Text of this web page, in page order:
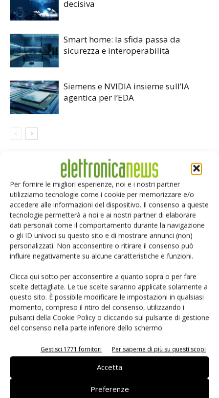
Per fornire le migliori esperienze, noi e i nostri partner
utilizziamo tecnologie come i cookie per memorizzare e/o
accedere alle informazioni del dispositivo. Il consenso a queste
tecnologie permetterà a noi e ai nostri partner di elaborare
dati personali come il comportamento durante la navigazione
o gli ID univoci su questo sito e di mostrare annunci (non)
personalizzati. Non acconsentire o ritirare il consenso può
influire negativamente su alcune caratteristiche e funzioni.
Clicca qui sotto per acconsentire a quanto sopra o per fare
scelte dettagliate. Le tue scelte saranno applicate solamente a
questo sito. È possibile modificare le impostazioni in qualsiasi
momento, compreso il ritiro del consenso, utilizzando i
pulsanti della Cookie Policy o cliccando sul pulsante di gestione
del consenso nella parte inferiore dello schermo.
Gestisci 1771 fornitori Per saperne di più su questi scopi
Accetta
Preferenze
decisiva
Smart home: la sfida passa da
sicurezza e interoperabilità
Siemens e NVIDIA insieme sull’IA
agentica per l’EDA
LASCIA UN COMMENTO
Salva il mio nome, email e sito web in questo browser per i